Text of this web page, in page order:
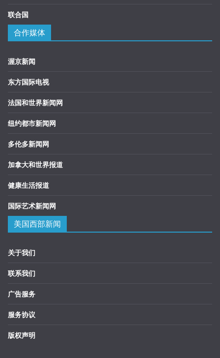
联合国
合作媒体
渥京新闻
东方国际电视
法国和世界新闻网
纽约都市新闻网
多伦多新闻网
加拿大和世界报道
健康生活报道
国际艺术新闻网
美国西部新闻
关于我们
联系我们
广告服务
服务协议
版权声明